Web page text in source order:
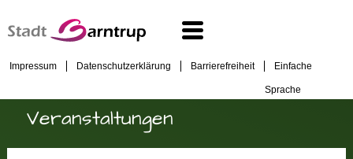
Impressum Datenschutzerklärung Barrierefreiheit Einfache
Sprache
Veranstaltungen